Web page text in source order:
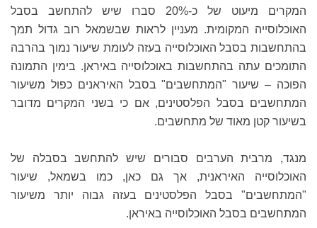
המקרים מיעוט של כ-20% סברו שיש להתחשב בסבל
האוכלוסייה המקומית. מעניין לראות שבשמאל רוב גדול תמך
בהתחשבות בסבל האוכלוסייה בעזה לעומת שיעור נמוך בהרבה
התומכים עתה בהתחשבות באוכלוסייה באיראן. בימין התמונה
הפוכה – שיעור "המתחשבים" בסבל האיראנים כפול משיעור
המתחשבים בסבל הפלסטינים, אם כי בשני המקרים מדובר
בשיעור קטן מאוד של מתחשבים.
מנגד, מרבית הערבים סבורים שיש להתחשב בסבלה של
האוכלוסייה האיראנית, אך גם כאן, כמו בשמאל, שיעור
"המתחשבים" בסבל הפלסטינים בעזה גבוה יותר משיעור
המתחשבים בסבל האוכלוסייה באיראן.